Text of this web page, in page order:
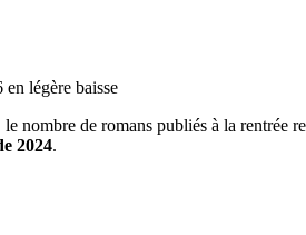
légère baisse
le nombre de romans publiés à la rentrée
2024.